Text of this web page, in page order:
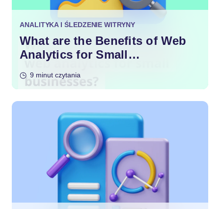
ANALITYKA I ŚLEDZENIE WITRYNY
What are the Benefits of Web
Analytics for Small
9 minut czytania